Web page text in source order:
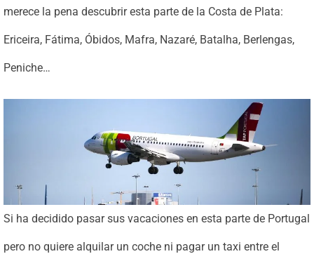
merece la pena descubrir esta parte de la Costa de Plata:
Ericeira, Fátima, Óbidos, Mafra, Nazaré, Batalha, Berlengas,
Peniche…
Si ha decidido pasar sus vacaciones en esta parte de Portugal
pero no quiere alquilar un coche ni pagar un taxi entre el